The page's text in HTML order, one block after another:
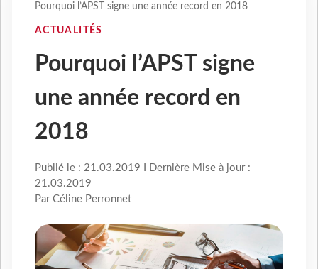
Pourquoi l’APST signe une année record en 2018
ACTUALITÉS
Pourquoi l’APST signe
une année record en
2018
Publié le : 21.03.2019 I Dernière Mise à jour :
21.03.2019
Par Céline Perronnet